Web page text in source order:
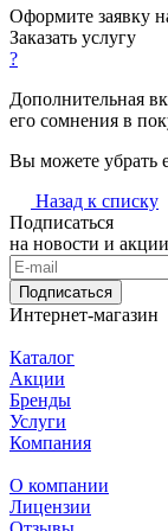
Оформите заявку
Заказать услугу
?
Дополнительная
его сомнения в
Вы можете убрать
Назад к списку
Подписаться
на новости и акции
Подписаться
Интернет-магазин
Каталог
Акции
Бренды
Услуги
Компания
О компании
Лицензии